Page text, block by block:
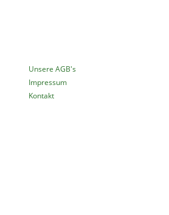
Unsere AGB's
Impressum
Kontakt